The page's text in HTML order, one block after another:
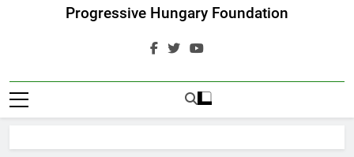
Progressive Hungary Foundation